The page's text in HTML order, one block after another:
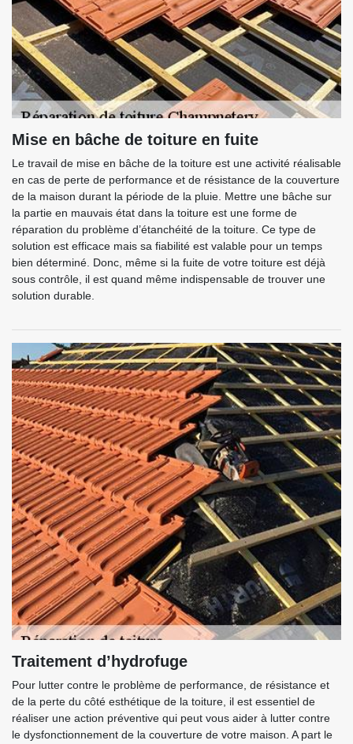
Mise en bâche de toiture en fuite
Le travail de mise en bâche de la toiture est une activité réalisable
en cas de perte de performance et de résistance de la couverture
de la maison durant la période de la pluie. Mettre une bâche sur
la partie en mauvais état dans la toiture est une forme de
réparation du problème d’étanchéité de la toiture. Ce type de
solution est efficace mais sa fiabilité est valable pour un temps
bien déterminé. Donc, même si la fuite de votre toiture est déjà
sous contrôle, il est quand même indispensable de trouver une
solution durable.
Traitement d’hydrofuge
Pour lutter contre le problème de performance, de résistance et
de la perte du côté esthétique de la toiture, il est essentiel de
réaliser une action préventive qui peut vous aider à lutter contre
le dysfonctionnement de la couverture de votre maison. A part le